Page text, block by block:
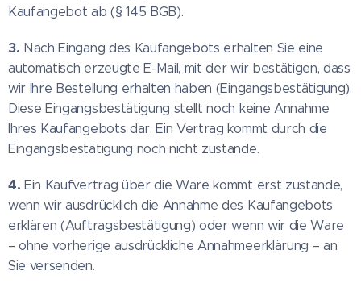
Kaufangebot ab (§ 145 BGB).
3. Nach Eingang des Kaufangebots erhalten Sie eine
automatisch erzeugte E-Mail, mit der wir bestätigen, dass
wir Ihre Bestellung erhalten haben (Eingangsbestätigung).
Diese Eingangsbestätigung stellt noch keine Annahme
Ihres Kaufangebots dar. Ein Vertrag kommt durch die
Eingangsbestätigung noch nicht zustande.
4. Ein Kaufvertrag über die Ware kommt erst zustande,
wenn wir ausdrücklich die Annahme des Kaufangebots
erklären (Auftragsbestätigung) oder wenn wir die Ware
– ohne vorherige ausdrückliche Annahmeerklärung – an
Sie versenden.